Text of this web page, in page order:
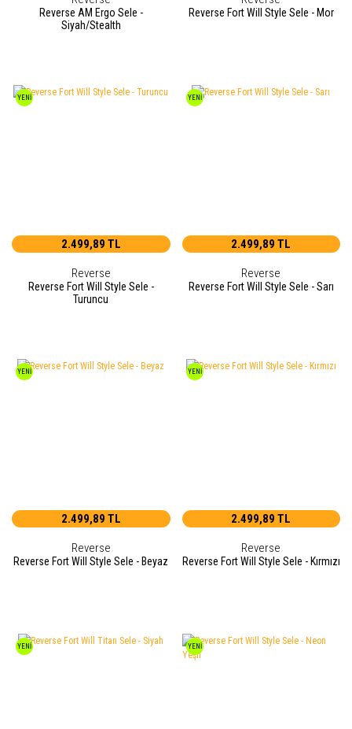
Reverse AM Ergo Sele -
Siyah/Stealth
Reverse Fort Will Style Sele - Mor
YENİ
2.499,89 TL
Reverse
Reverse Fort Will Style Sele -
Turuncu
YENİ
2.499,89 TL
Reverse
Reverse Fort Will Style Sele - Sarı
YENİ
2.499,89 TL
Reverse
Reverse Fort Will Style Sele - Beyaz
YENİ
2.499,89 TL
Reverse
Reverse Fort Will Style Sele - Kırmızı
YENİ YENİ